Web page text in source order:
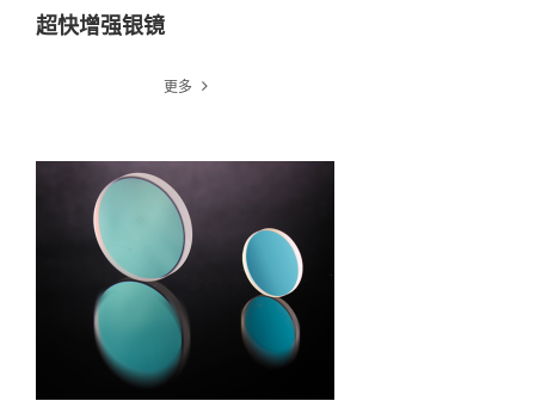
超快增强银镜
更多